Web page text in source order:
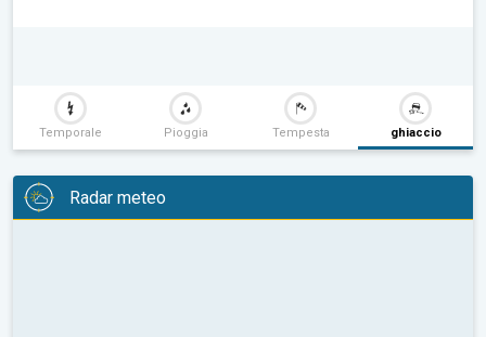
Temporale Pioggia Tempesta ghiaccio
Radar meteo